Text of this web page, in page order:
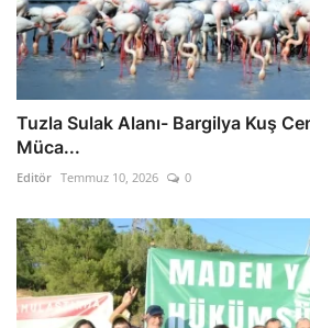
Tuzla Sulak Alanı- Bargilya Kuş
Müca...
Editör Temmuz 10, 2026 0